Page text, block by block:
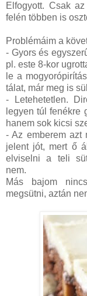
Elfogyott. Csak
felén többen is
Problémáim a
- Gyors és
pl. este 8-kor
le a
tálat, már meg is
- Letehetetlen.
legyen túl fenékre
hanem sok kicsi
- Az emberem azt
jelent jót, mert ő
elviselni a teli
nem.
Más bajom
megsütni, aztán